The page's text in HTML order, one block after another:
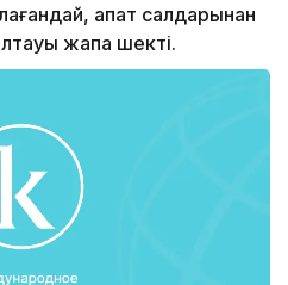
апат салдарынан
жапа шекті.